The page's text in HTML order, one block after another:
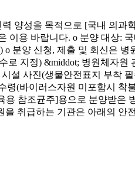
양성을 목적으로 [국내 의과
용 바랍니다. o 분양 대상:
분양 신청, 제출 및 회신은
지정) &middot; 병원체자원
설 사진(생물안전표지 부착
령(바이러스자원 미포함시
참조균주]용으로 분양받은
취급하는 기관은 아래의 안